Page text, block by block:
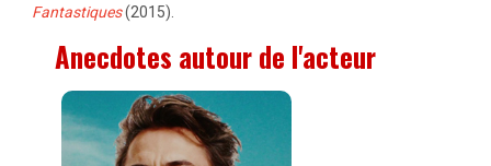
Fantastiques(2015).
Anecdotes autour de l'acteur